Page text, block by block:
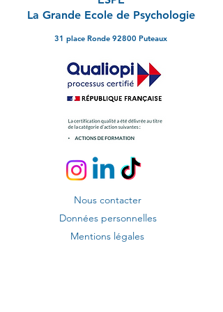
La Grande Ecole de Psychologie
31 place Ronde 92800 Puteaux
Nous contacter
Données personnelles
Mentions légales